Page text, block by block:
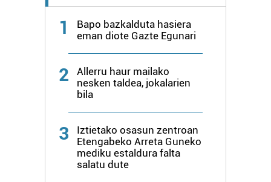
1
Bapo bazkalduta hasiera
eman diote Gazte Egunari
2
Allerru haur mailako
nesken taldea, jokalarien
bila
3
Iztietako osasun zentroan
Etengabeko Arreta Guneko
mediku estaldura falta
salatu dute